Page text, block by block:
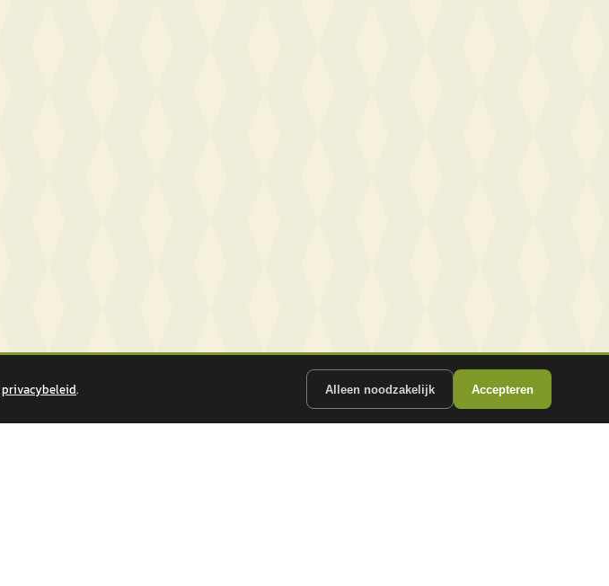
privacybeleid. Alleen noodzakelijk Accepteren